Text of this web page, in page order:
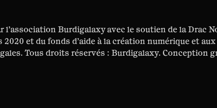
l’association Burdigalaxyavec le soutien de laDrac
2020 et du fonds d’aide à la création numérique et
. Tous droits réservés : Burdigalaxy. Conception